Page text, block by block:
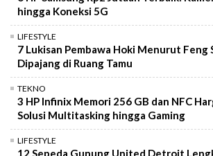
hingga Koneksi 5G
LIFESTYLE
7 Lukisan Pembawa Hoki Menurut Feng
Dipajang di Ruang Tamu
TEKNO
3 HP Infinix Memori 256 GB dan NFC
Solusi Multitasking hingga Gaming
LIFESTYLE